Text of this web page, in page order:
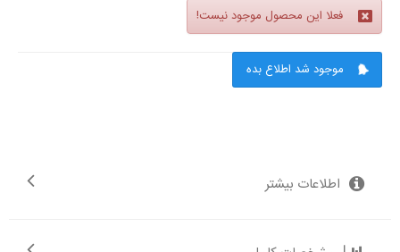
فعلا این محصول موجود نیست!
موجود شد اطلاع بده
اطلاعات بیشتر